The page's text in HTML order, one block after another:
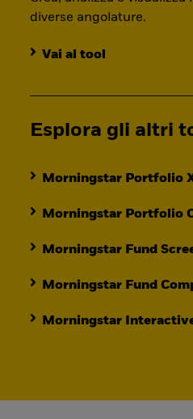
diverse angolature.
Vai al tool
Esplora gli altri
Morningstar Portfolio
Morningstar Portfolio
Morningstar Fund
Morningstar Fund
Morningstar